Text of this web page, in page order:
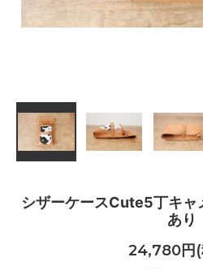
シザーケースCute5丁キャ
あり
24,780円(